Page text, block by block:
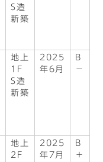
S造
新築
地上
1F
S造
新築
2025
年6月
B
－
地上
2F
2025
年7月
B
＋